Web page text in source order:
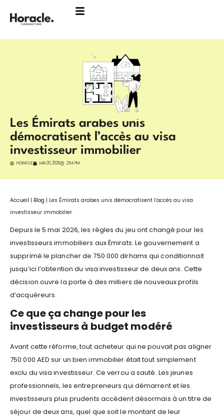
Les Émirats arabes unis
démocratisent l’accès au visa
investisseur immobilier
HORACLE MAI 20, 2026 2:54 PM
Accueil | Blog | Les Émirats arabes unis démocratisent l’accès au visa
investisseur immobilier
Depuis le 5 mai 2026, les règles du jeu ont changé pour les
investisseurs immobiliers aux Émirats. Le gouvernement a
supprimé le plancher de 750 000 dirhams qui conditionnait
jusqu’ici l’obtention du visa investisseur de deux ans. Cette
décision ouvre la porte à des milliers de nouveaux profils
d’acquéreurs.
Ce que ça change pour les
investisseurs à budget modéré
Avant cette réforme, tout acheteur qui ne pouvait pas aligner
750 000 AED sur un bien immobilier était tout simplement
exclu du visa investisseur. Ce verrou a sauté. Les jeunes
professionnels, les entrepreneurs qui démarrent et les
investisseurs plus prudents accèdent désormais à un titre de
séjour de deux ans, quel que soit le montant de leur